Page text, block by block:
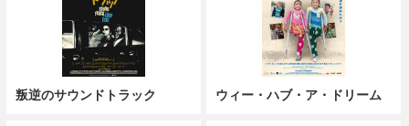
叛逆のサウンドトラック ウィー・ハブ・ア・ドリーム